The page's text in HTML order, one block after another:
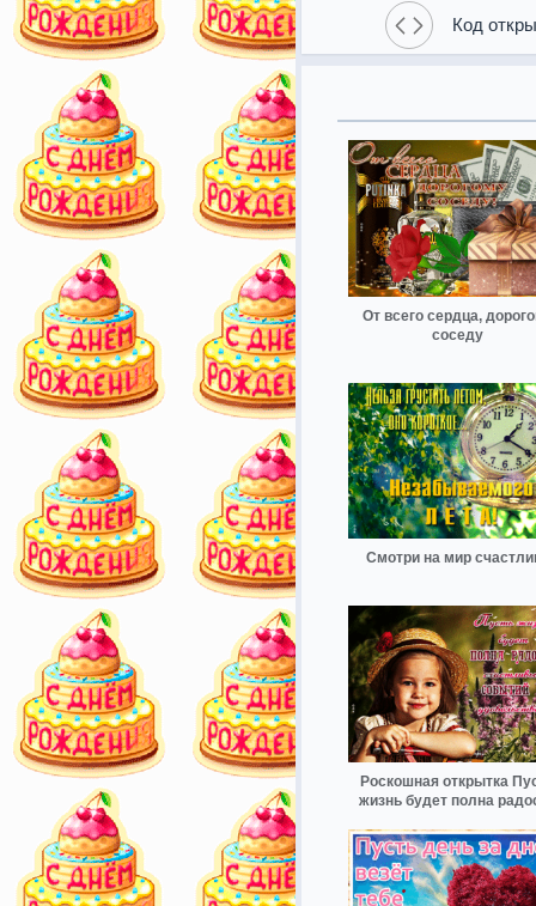
Код
От всего сердца,
соседу
Смотри на мир
Роскошная открытка
жизнь будет полна